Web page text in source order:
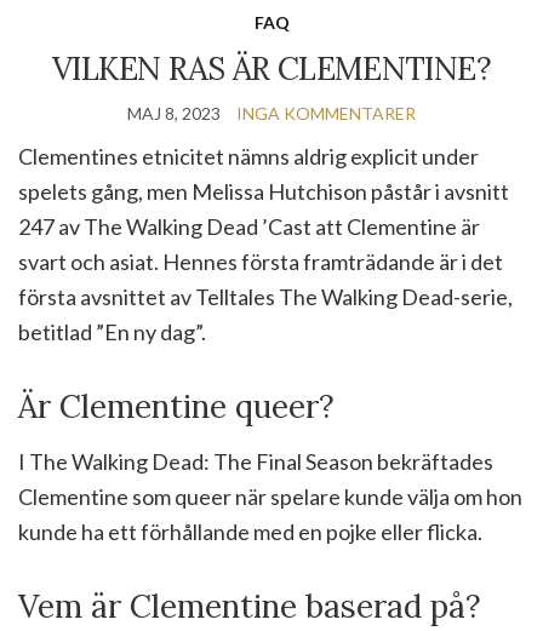
FAQ
VILKEN RAS ÄR CLEMENTINE?
MAJ 8, 2023 INGA KOMMENTARER
Clementines etnicitet nämns aldrig explicit under
spelets gång, men Melissa Hutchison påstår i avsnitt
247 av The Walking Dead ’Cast att Clementine är
svart och asiat. Hennes första framträdande är i det
första avsnittet av Telltales The Walking Dead-serie,
betitlad ”En ny dag”.
Är Clementine queer?
I The Walking Dead: The Final Season bekräftades
Clementine som queer när spelare kunde välja om hon
kunde ha ett förhållande med en pojke eller flicka.
Vem är Clementine baserad på?